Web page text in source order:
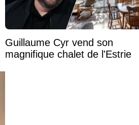
Guillaume Cyr vend son
magnifique chalet de l'Estrie